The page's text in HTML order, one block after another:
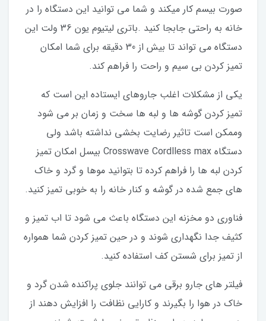
صورت بیسم کار میکند و شما می توانید این دستگاه را در
خانه به راحتی جابجا کنید .باتری لیتیوم یون 36 ولت این
دستگاه می تواند تا بیش از 30 دقیقه برای شما امکان
تمیز کردن بی سیم و راحت را فراهم کند.
یکی از مشکلات اغلب جاروهای ایستاده این است که
تمیز کردن گوشه ها و لبه ها سخت و زمان بر می شود
وممکن است تاثیر رضایت بخشی نداشته باشد ولی
دستگاه Crosswave Cordlless max بیسل امکان تمیز
کردن لبه ها را فراهم کرده تا بتوانید موها و گرد و خاک
های جمع شده در گوشه و کنار خانه را به خوبی تمیز کنید.
فناوری دو مخزنه این دستگاه باعث می شود تا اب تمیز و
کثیف جدا نگهداری شوند و در حین تمیز کردن شما همواره
از تمیز برای شستن کف استفاده کنید.
فیلتر های جارو برقی می توانند جلوی پراکنده شدن گرد و
خاک در هوا را بگیرند و کارایی نظافت را افزایش دهند از